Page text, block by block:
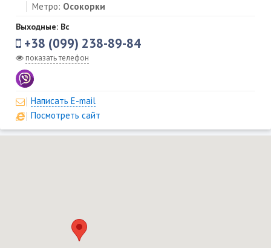
Метро: Осокорки
Выходные: Вс
+38 (099) 238-89-84
показать телефон
Написать E-mail
Посмотреть сайт